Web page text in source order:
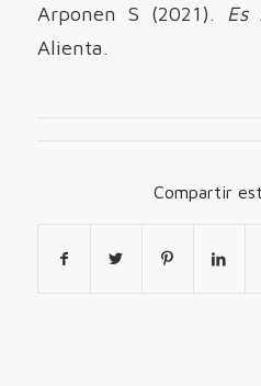
Arponen S (2021).
Es
Alienta.
Compartir